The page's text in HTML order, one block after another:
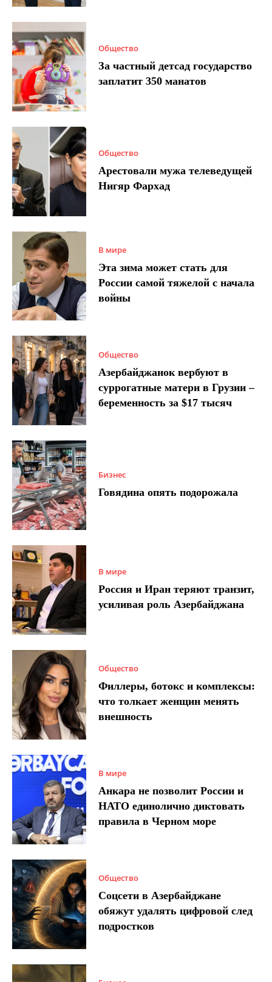
Общество
За частный детсад государство
заплатит 350 манатов
Общество
Арестовали мужа телеведущей
Нигяр Фархад
В мире
Эта зима может стать для
России самой тяжелой с начала
войны
Общество
Азербайджанок вербуют в
суррогатные матери в Грузии –
беременность за $17 тысяч
Бизнес
Говядина опять подорожала
В мире
Россия и Иран теряют транзит,
усиливая роль Азербайджана
Общество
Филлеры, ботокс и комплексы:
что толкает женщин менять
внешность
В мире
Анкара не позволит России и
НАТО единолично диктовать
правила в Черном море
Общество
Соцсети в Азербайджане
обяжут удалять цифровой след
подростков